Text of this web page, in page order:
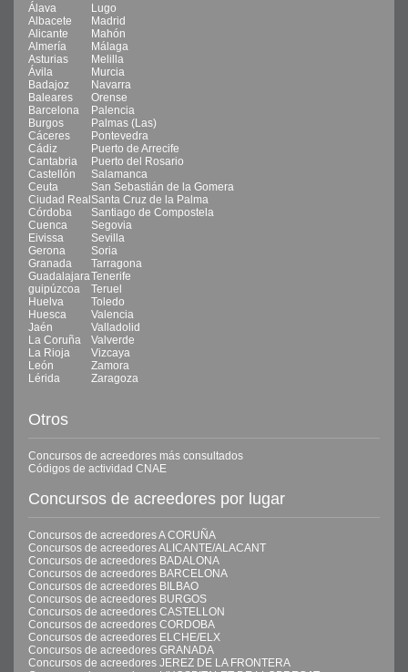
Álava
Lugo
Albacete
Madrid
Alicante
Mahón
Almería
Málaga
Asturias
Melilla
Ávila
Murcia
Badajoz
Navarra
Baleares
Orense
Barcelona
Palencia
Burgos
Palmas (Las)
Cáceres
Pontevedra
Cádiz
Puerto de Arrecife
Cantabria
Puerto del Rosario
Castellón
Salamanca
Ceuta
San Sebastián de la Gomera
Ciudad RealSanta Cruz de la Palma
Córdoba
Santiago de Compostela
Cuenca
Segovia
Eivissa
Sevilla
Gerona
Soria
Granada
Tarragona
GuadalajaraTenerife
guipúzcoa
Teruel
Huelva
Toledo
Huesca
Valencia
Jaén
Valladolid
La Coruña
Valverde
La Rioja
Vizcaya
León
Zamora
Lérida
Zaragoza
Otros
Concursos de acreedores más consultados
Códigos de actividad CNAE
Concursos de acreedores por lugar
Concursos de acreedores A CORUÑA
Concursos de acreedores ALICANTE/ALACANT
Concursos de acreedores BADALONA
Concursos de acreedores BARCELONA
Concursos de acreedores BILBAO
Concursos de acreedores BURGOS
Concursos de acreedores CASTELLON
Concursos de acreedores CORDOBA
Concursos de acreedores ELCHE/ELX
Concursos de acreedores GRANADA
Concursos de acreedores JEREZ DE LA FRONTERA